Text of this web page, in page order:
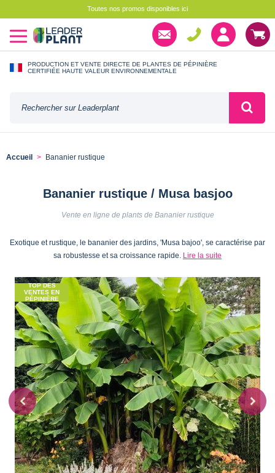
Toutes nos promos disponibles ici
PRODUCTION ET VENTE DIRECTE DE PLANTES DE PÉPINIÈRE
CERTIFIÉE HAUTE VALEUR ENVIRONNEMENTALE
Accueil Bananier rustique
Bananier rustique / Musa basjoo
Vente en ligne de plants de Bananier rustique
Exotique et rustique, le bananier des jardins, 'Musa bajoo', se caractérise par
sa robustesse et sa croissance rapide. Lire la suite
TOP DES
VENTES EN
PÉPINIÈRE